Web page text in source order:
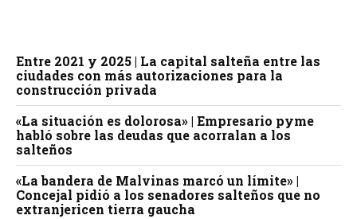
Entre 2021 y 2025 | La capital salteña entre las
ciudades con más autorizaciones para la
construcción privada
«La situación es dolorosa» | Empresario pyme
habló sobre las deudas que acorralan a los
salteños
«La bandera de Malvinas marcó un límite» |
Concejal pidió a los senadores salteños que no
extranjericen tierra gaucha